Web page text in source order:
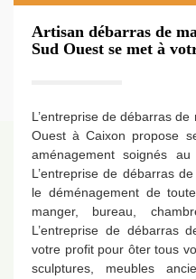
Artisan débarras de
Sud Ouest se met à
L’entreprise de débarras
Ouest à Caixon propose
aménagement soignés
L’entreprise de débarras
le déménagement de
manger, bureau,
L’entreprise de débarras
votre profit pour ôter tous
sculptures, meubles